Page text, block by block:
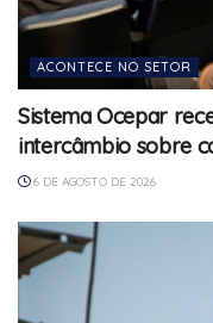
ACONTECE NO SETOR
Sistema Ocepar
intercâmbio sobre
6 DE AGOSTO DE 2026